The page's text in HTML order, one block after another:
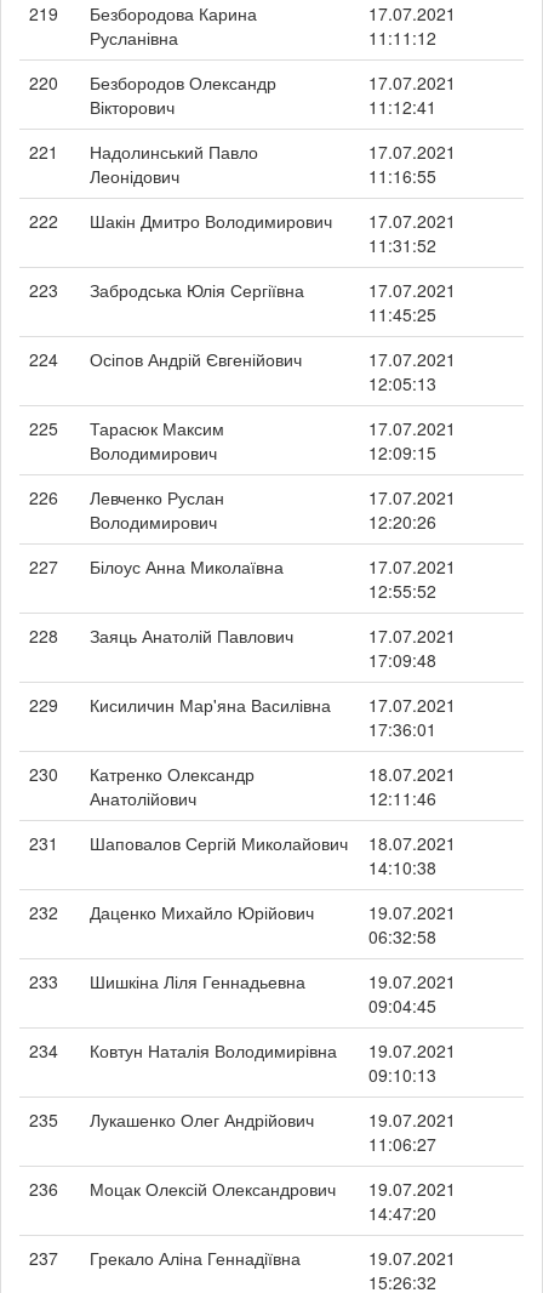
219
Безбородова Карина
Русланівна
17.07.2021
11:11:12
220
Безбородов Олександр
Вікторович
17.07.2021
11:12:41
221
Надолинський Павло
Леонідович
17.07.2021
11:16:55
222
Шакін Дмитро Володимирович
17.07.2021
11:31:52
223
Забродська Юлія Сергіївна
17.07.2021
11:45:25
224
Осіпов Андрій Євгенійович
17.07.2021
12:05:13
225
Тарасюк Максим
Володимирович
17.07.2021
12:09:15
226
Левченко Руслан
Володимирович
17.07.2021
12:20:26
227
Білоус Анна Миколаївна
17.07.2021
12:55:52
228
Заяць Анатолій Павлович
17.07.2021
17:09:48
229
Кисиличин Мар'яна Василівна
17.07.2021
17:36:01
230
Катренко Олександр
Анатолійович
18.07.2021
12:11:46
231
Шаповалов Сергій Миколайович
18.07.2021
14:10:38
232
Даценко Михайло Юрійович
19.07.2021
06:32:58
233
Шишкіна Ліля Геннадьевна
19.07.2021
09:04:45
234
Ковтун Наталія Володимирівна
19.07.2021
09:10:13
235
Лукашенко Олег Андрійович
19.07.2021
11:06:27
236
Моцак Олексій Олександрович
19.07.2021
14:47:20
237
Грекало Аліна Геннадіївна
19.07.2021
15:26:32